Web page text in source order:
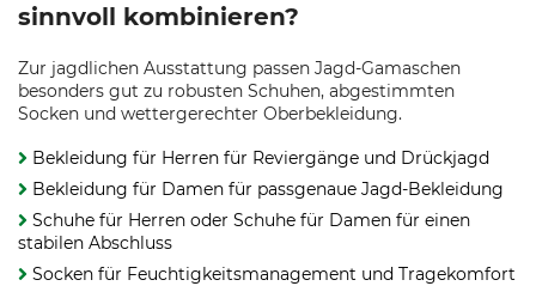
sinnvoll kombinieren?
Zur jagdlichen Ausstattung passen Jagd-Gamaschen
besonders gut zu robusten Schuhen, abgestimmten
Socken und wettergerechter Oberbekleidung.
Bekleidung für Herren für Reviergänge und Drückjagd
Bekleidung für Damen für passgenaue Jagd-Bekleidung
Schuhe für Herren oder Schuhe für Damen für einen
stabilen Abschluss
Socken für Feuchtigkeitsmanagement und Tragekomfort